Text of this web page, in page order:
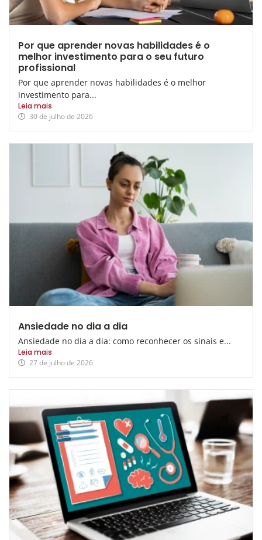
Por que aprender novas habilidades é o
melhor investimento para o seu futuro
profissional
Por que aprender novas habilidades é o melhor
investimento para...
Leia mais
30 de julho de 2026
Ansiedade no dia a dia
Ansiedade no dia a dia: como reconhecer os sinais e...
Leia mais
27 de julho de 2026